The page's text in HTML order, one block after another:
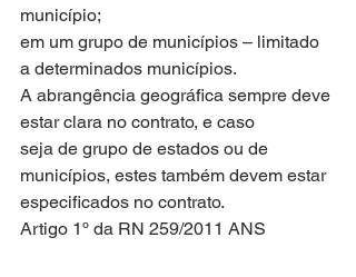
município;
em um grupo de municípios – limitado
a determinados municípios.
A abrangência geográfica sempre deve
estar clara no contrato, e caso
seja de grupo de estados ou de
municípios, estes também devem estar
especificados no contrato.
Artigo 1º da RN 259/2011 ANS